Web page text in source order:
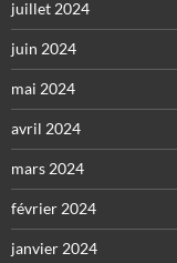
juillet 2024
juin 2024
mai 2024
avril 2024
mars 2024
février 2024
janvier 2024